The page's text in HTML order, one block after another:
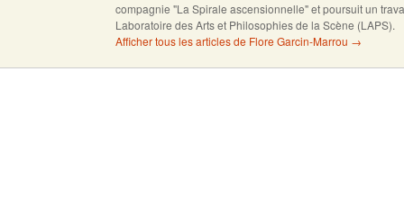
compagnie "La Spirale ascensionnelle" et poursuit un
Laboratoire des Arts et Philosophies de la Scène (LAPS).
Afficher tous les articles de Flore Garcin-Marrou →